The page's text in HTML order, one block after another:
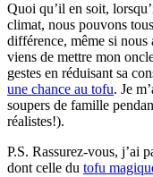
Quoi qu’il en soit,
climat, nous pouvons
différence, même si nous
viens de mettre mon
gestes en réduisant sa
une chance au tofu. Je
soupers de famille
réalistes!).
P.S. Rassurez-vous, j’ai
dont celle du tofu